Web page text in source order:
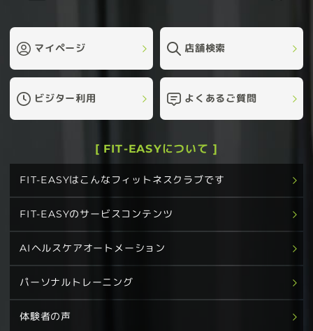
マイページ 店舗検索
ビジター利用 よくあるご質問
[ FIT-EASYについて ]
FIT-EASYはこんなフィットネスクラブです
FIT-EASYのサービスコンテンツ
AIヘルスケアオートメーション
パーソナルトレーニング
体験者の声